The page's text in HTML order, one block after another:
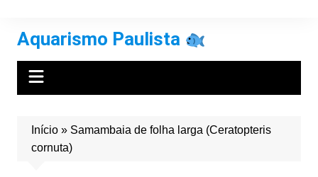
conteúdo
Aquarismo Paulista
Início» Samambaia de folha larga (Ceratopteris
cornuta)